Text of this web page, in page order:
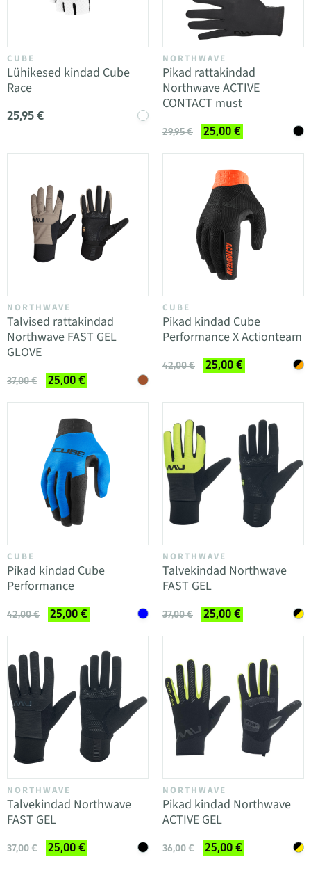
CUBE
Lühikesed kindad Cube
Race
25,95 €
NORTHWAVE
Pikad rattakindad
Northwave ACTIVE
CONTACT must
29,95 € 25,00 €
NORTHWAVE
Talvised rattakindad
Northwave FAST GEL
GLOVE
37,00 € 25,00 €
CUBE
Pikad kindad Cube
Performance X Actionteam
42,00 € 25,00 €
CUBE
Pikad kindad Cube
Performance
42,00 € 25,00 €
NORTHWAVE
Talvekindad Northwave
FAST GEL
37,00 € 25,00 €
NORTHWAVE
Talvekindad Northwave
FAST GEL
37,00 € 25,00 €
NORTHWAVE
Pikad kindad Northwave
ACTIVE GEL
36,00 € 25,00 €